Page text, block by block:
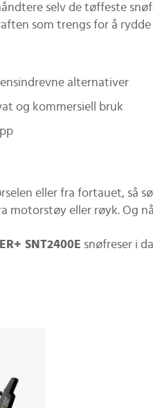
selv de tøffeste
som trengs for å
alternativer
og kommersiell bruk
eller fra fortauet, så
motorstøy eller røyk. Og
SNT2400E snøfreser i